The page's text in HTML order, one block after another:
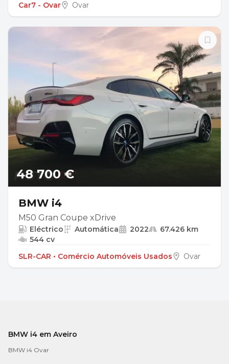
Car7 - Ovar
Ovar
48 700 €
BMW i4
M50 Gran Coupe xDrive
Eléctrico Automática 2022
67.426 km
544 cv
SLR-CAR • Comércio Automóveis Usados
Ovar
BMW i4 em Aveiro
BMW i4 Ovar